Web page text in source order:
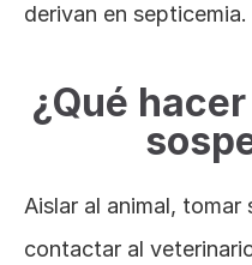
derivan en septicemia.
¿Qué
Aislar al animal,
contactar al